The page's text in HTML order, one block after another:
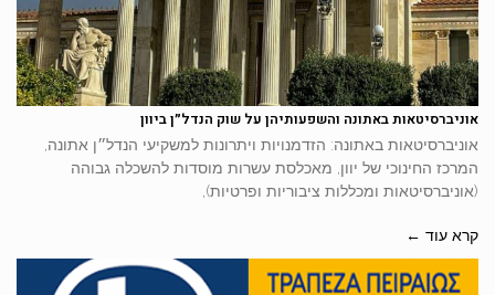
אוניברסיטאות באתונה והשפעותיהן על שוק הנדל״ן ביוון
אוניברסיטאות באתונה: הזדמנויות ויתרונות למשקיעי הנדל״ן אתונה,
המרכז החינוכי של יוון, מאכלסת עשרות מוסדות להשכלה גבוהה
(אוניברסיטאות ומכללות ציבוריות ופרטיות),
קרא עוד ←